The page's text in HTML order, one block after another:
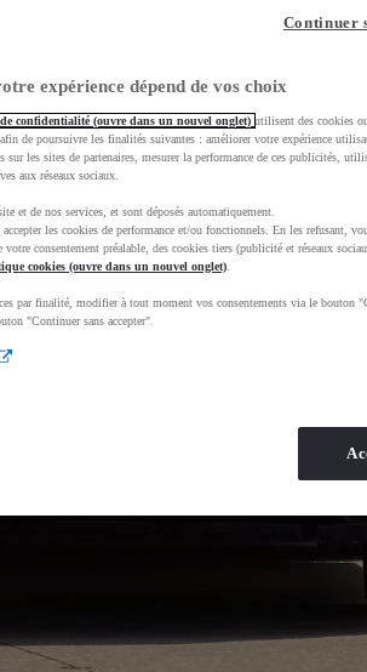
expérience dépend de vos choix
confidentialité (ouvre dans un nouvel onglet) utilisent des cookies
de poursuivre les finalités suivantes : améliorer votre expérience
les sites de partenaires, mesurer la performance de ces publicités,
aux réseaux sociaux.
et de nos services, et sont déposés automatiquement.
les cookies de performance et/ou fonctionnels. En les refusant,
consentement préalable, des cookies tiers (publicité et réseaux
cookies (ouvre dans un nouvel onglet)
par finalité, modifier à tout moment vos consentements via le bouton
"Continuer sans accepter".
Continuer